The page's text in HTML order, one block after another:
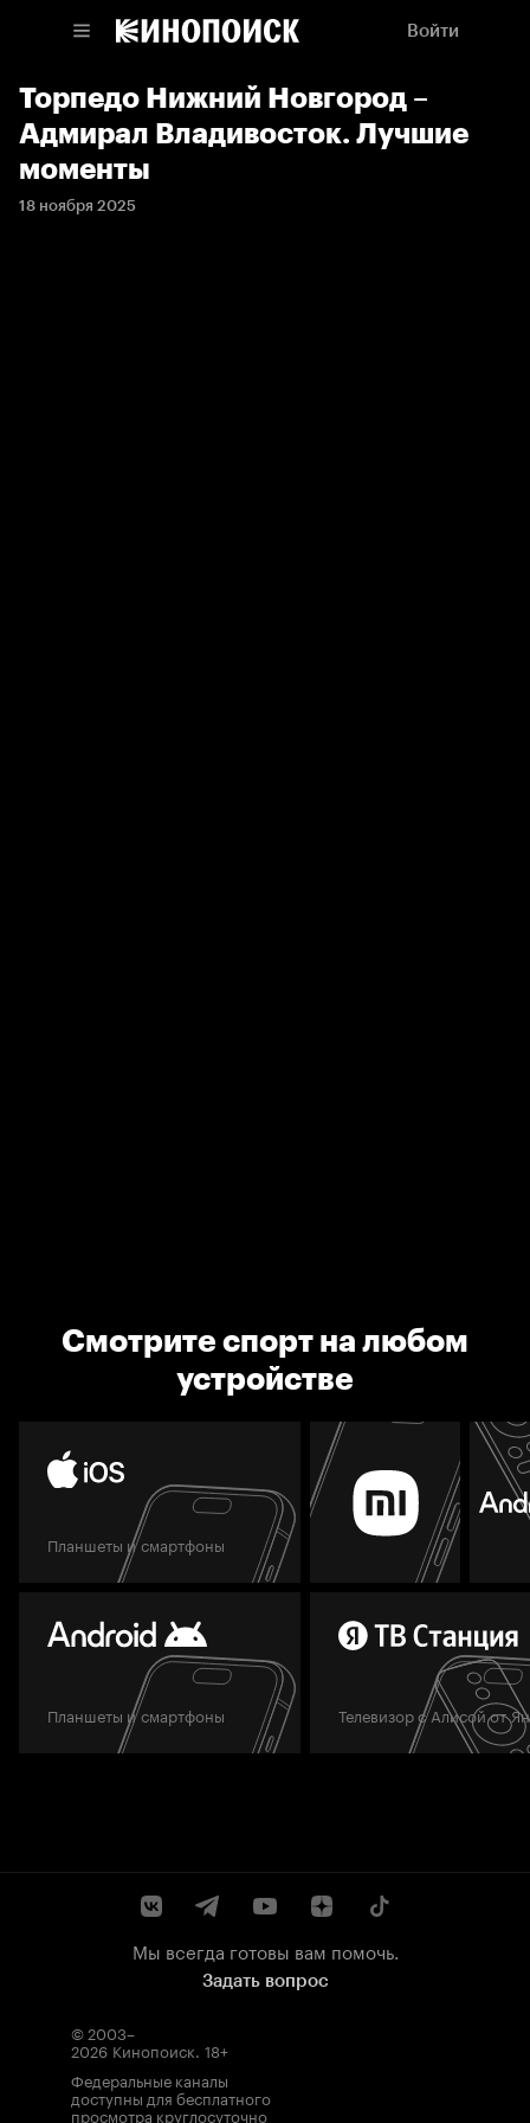
Войти
Торпедо Нижний Новгород –
Адмирал Владивосток. Лучшие
моменты
18 ноября 2025
Смотрите спорт на любом
устройстве
Планшеты и смартфоны
Планшеты и смартфоны Телевизор с Алисой от
Мы всегда готовы вам помочь.
Задать вопрос
© 2003–
2026 Кинопоиск. 18+
Федеральные каналы
доступны для бесплатного
просмотра круглосуточно